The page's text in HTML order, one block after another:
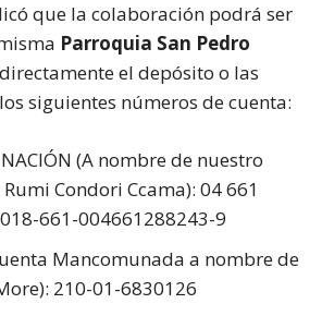
que la colaboración podrá ser
Parroquia San Pedro
el depósito o las
siguientes números de cuenta:
NACIÓN (A nombre de nuestro
Condori Ccama): 04 661
018-661-004661288243-9
Mancomunada a nombre de
210-01-6830126